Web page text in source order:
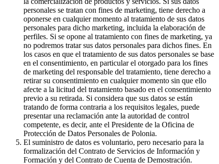
personales se tratan con fines de marketing, tiene derecho a
oponerse en cualquier momento al tratamiento de sus datos
personales para dicho marketing, incluida la elaboración de
perfiles. Si se opone al tratamiento con fines de marketing, ya
no podremos tratar sus datos personales para dichos fines. En
los casos en que el tratamiento de sus datos personales se base
en el consentimiento, en particular el otorgado para los fines
de marketing del responsable del tratamiento, tiene derecho a
retirar su consentimiento en cualquier momento sin que ello
afecte a la licitud del tratamiento basado en el consentimiento
previo a su retirada. Si considera que sus datos se están
tratando de forma contraria a los requisitos legales, puede
presentar una reclamación ante la autoridad de control
competente, es decir, ante el Presidente de la Oficina de
Protección de Datos Personales de Polonia.
El suministro de datos es voluntario, pero necesario para la
formalización del Contrato de Servicios de Información y
Formación y del Contrato de Cuenta de Demostración.